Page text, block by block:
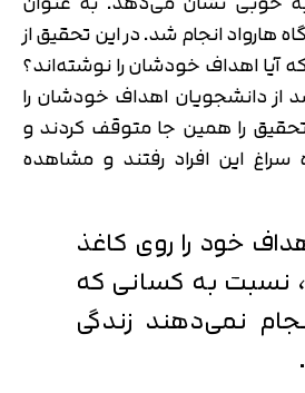
هارواد انجام شد. در این تحقیق از
آیا اهداف خودشان را نوشته‌اند؟
زمان تنها 3 درصد از دانشجویان اهداف خودشان را
را همین جا متوقف کردند و
این افراد رفتند و مشاهده
خود را روی کاغذ
نسبت به کسانی که
نمی‌دهند زندگی